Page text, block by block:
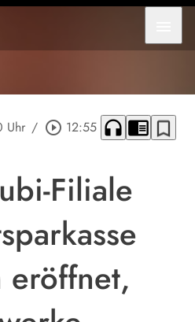
Uhr / play_circle_outline 12:55 headphones chrome_reader_mode bookmark_border
Filiale
eröffnet,